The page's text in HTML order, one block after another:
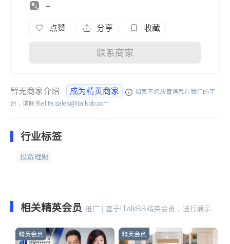
-
点赞 分享 收藏
联系商家
暂无商家介绍 成为精英商家
如果不想放置信息在我们的平
台，请联系elite.sales@italkbb.com
行业标签
投资理财
相关精英会员 推广 | 基于iTalkBB精英会员，进行展示
精英会员 精英会员